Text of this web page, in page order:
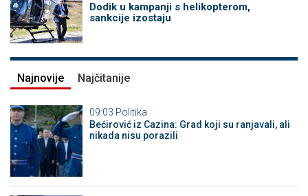
Dodik u kampanji s helikopterom,
sankcije izostaju
Najnovije Najčitanije
09:03 Politika
Bećirović iz Cazina: Grad koji su ranjavali, ali
nikada nisu porazili